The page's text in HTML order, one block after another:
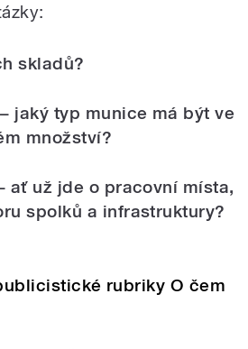
skladů?
jaký typ munice má být ve
množství?
ať už jde o pracovní místa,
spolků a infrastruktury?
rubriky O čem